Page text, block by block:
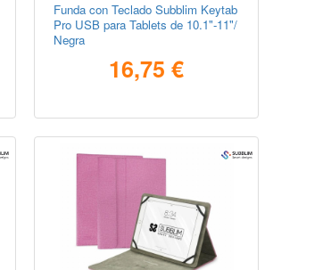
Funda con Teclado Subblim Keytab
Pro USB para Tablets de 10.1"-11"/
Negra
16,75 €